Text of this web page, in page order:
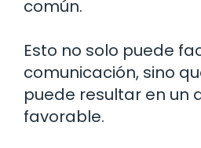
común.
Esto no solo puede
comunicación, sino
puede resultar en un
favorable.